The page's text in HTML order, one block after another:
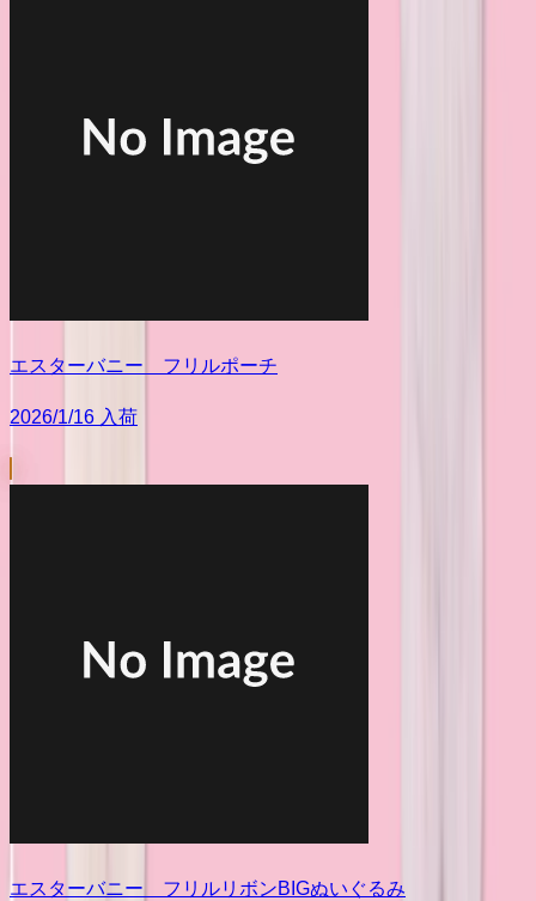
エスターバニー フリルポーチ
2026/1/16 入荷
エスターバニー フリルリボンBIGぬいぐるみ